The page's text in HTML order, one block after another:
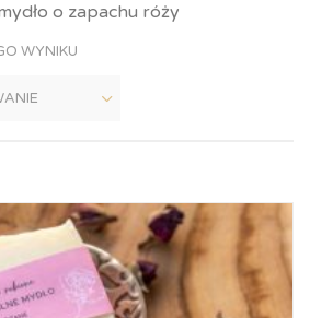
o zapachu róży
WYNIKU